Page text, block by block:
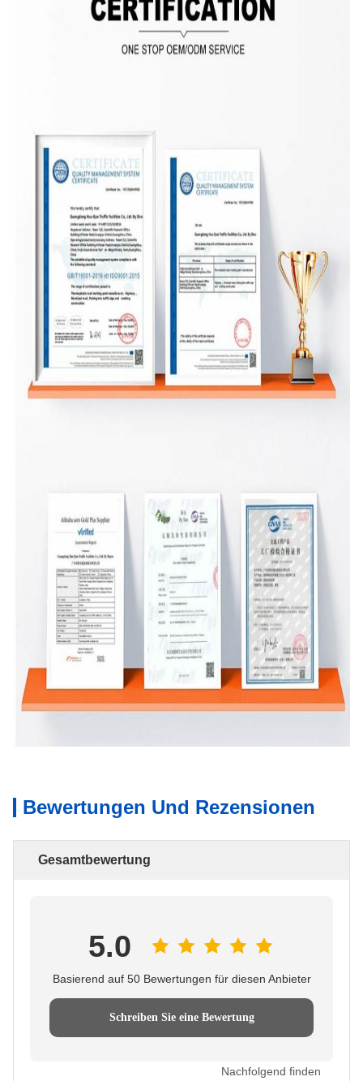
Bewertungen Und Rezensionen
Gesamtbewertung
5.0
Basierend auf 50 Bewertungen für diesen Anbieter
Schreiben Sie eine Bewertung
Nachfolgend finden